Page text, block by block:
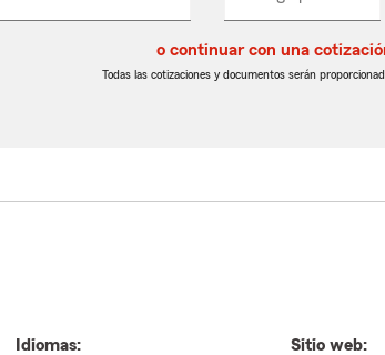
de
de
o continuar con una
Todas las cotizaciones y documentos serán
Idiomas:
Sitio web: